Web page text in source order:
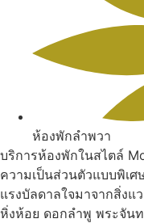
ห้องพักลำพวา
บริการห้องพักในสไตล์
ความเป็นส่วนตัวแบบพิเ
แรงบัลดาลใจมาจากสิ่ง
หิ่งห้อย ดอกลำพู พระจัน